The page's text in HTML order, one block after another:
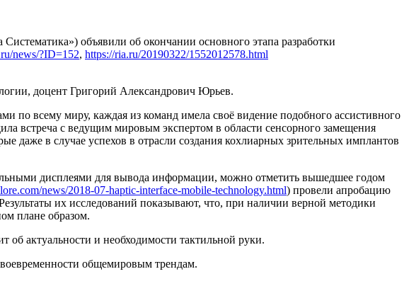
объявили об окончании основного этапа разработки
news/?ID=152, https://ria.ru/20190322/1552012578.html
доцент Григорий Александрович Юрьев.
по всему миру, каждая из команд имела своё видение подобного ассистивного
встреча с ведущим мировым экспертом в области сенсорного замещения
даже в случае успехов в отрасли создания кохлиарных зрительных имплантов
дисплеями для вывода информации, можно отметить вышедшее годом
news/2018-07-haptic-interface-mobile-technology.html) провели апробацию
их исследований показывают, что, при наличии верной методики
плане образом.
об актуальности и необходимости тактильной руки.
общемировым трендам.